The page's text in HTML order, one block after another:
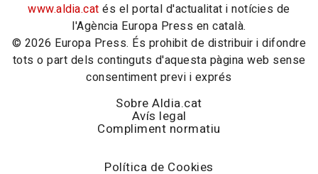
www.aldia.cat és el portal d'actualitat i notícies de
l'Agència Europa Press en català.
© 2026 Europa Press. És prohibit de distribuir i difondre
tots o part dels continguts d'aquesta pàgina web sense
consentiment previ i exprés
Sobre Aldia.cat
Avís legal
Compliment normatiu
Política de Cookies